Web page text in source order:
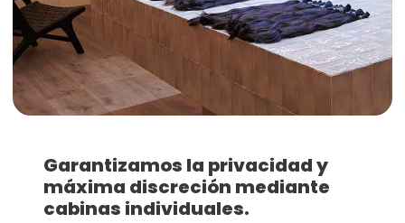
Garantizamos la privacidad y
máxima discreción mediante
cabinas individuales.